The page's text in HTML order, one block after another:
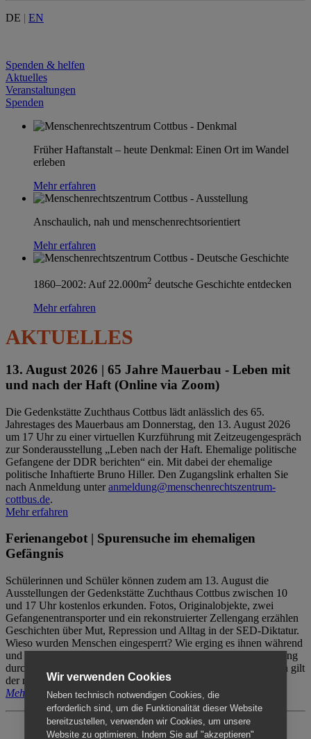
DE | EN
Spenden & helfen
Aktuelles
Veranstaltungen
Spenden
Früher Haftanstalt – heute Denkmal: Einen Ort im Wandel
erleben
Mehr erfahren
Anschaulich, nah und menschenrechtsorientiert
Mehr erfahren
1860–2002: Auf 22.000m2 deutsche Geschichte entdecken
Mehr erfahren
AKTUELLES
13. August 2026 | 65 Jahre Mauerbau - Leben mit
und nach der Haft (Online via Zoom)
Die Gedenkstätte Zuchthaus Cottbus lädt anlässlich des 65.
Jahrestages des Mauerbaus am Donnerstag, den 13. August 2026
um 17 Uhr zu einer virtuellen Kurzführung mit Zeitzeugengespräch
zur Sonderausstellung „Leben nach der Haft. Ehemalige politische
Gefangene der DDR berichten“ ein. Mit dabei der ehemalige
politische Inhaftierte Bruno Hiller. Den Zugangslink erhalten Sie
nach Anmeldung unteranmeldung@menschenrechtszentrum-
cottbus.de.
Mehr erfahren
Ferienangebot | Spurensuche im ehemaligen
Gefängnis
Schülerinnen und Schüler können zudem am 13. August die
Ausstellungen der Gedenkstätte Zuchthaus Cottbus zwischen 10
und 17 Uhr kostenlos erkunden. Fotos, Originalobjekte, zwei
Gefangenentransporter und ein rekonstruierter Zellengang erzählen
Geschichten über Mut, Repression und Alltag in der SED-Diktatur.
Wieso wurden Menschen eingesperrt? Wie erging es ihnen während
und nach der Haft? Der Besuch erfolgt individuell ohne Betreuung
durch das Menschenrechtszentrum Cottbus. Für Begleitpersonen gilt
der reguläre Eintritt (8€ / ermäßigt 5€).
Mehr erfahren
Wir verwenden Cookies
Neben technisch notwendigen Cookies, die
erforderlich sind, um die Funktionalität dieser Website
bereitzustellen, verwenden wir Cookies, um unsere
Website zu optimieren. Indem Sie auf "akzeptieren"